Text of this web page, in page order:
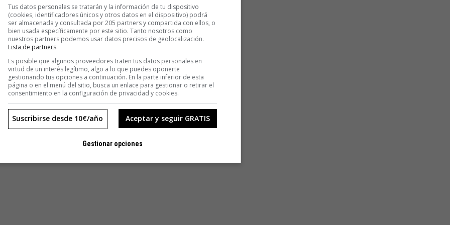
no puedo estar con ellos. Sería muy raro. Además, los
ser profesores. El libro de historia lo han cambiado
y me piden permiso ellos a mí para algunas cosas.
con nadie.
Tus datos personales se tratarán y la información de tu dispositivo
(cookies, identificadores únicos y otros datos en el dispositivo) podrá
ser almacenada y consultada por 205 partners y compartida con ellos, o
bien usada específicamente por este sitio. Tanto nosotros como
nuestros partners podemos usar datos precisos de geolocalización.
Lista de partners.
Es posible que algunos proveedores traten tus datos personales en
virtud de un interés legítimo, algo a lo que puedes oponerte
gestionando tus opciones a continuación. En la parte inferior de esta
página o en el menú del sitio, busca un enlace para gestionar o retirar el
consentimiento en la configuración de privacidad y cookies.
Aceptar y seguir GRATIS
Suscribirse desde 10€/año
Gestionar opciones